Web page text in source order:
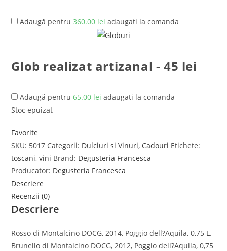
Adaugă pentru360.00 lei adaugati la comanda
Glob realizat artizanal - 45 lei
Adaugă pentru65.00 lei adaugati la comanda
Stoc epuizat
Favorite
SKU: 5017 Categorii: Dulciuri si Vinuri, Cadouri Etichete:
toscani,vini Brand: Degusteria Francesca
Producator: Degusteria Francesca
Descriere
Recenzii (0)
Descriere
Rosso di Montalcino DOCG, 2014, Poggio dell?Aquila, 0,75 L.
Brunello di Montalcino DOCG, 2012, Poggio dell?Aquila, 0,75